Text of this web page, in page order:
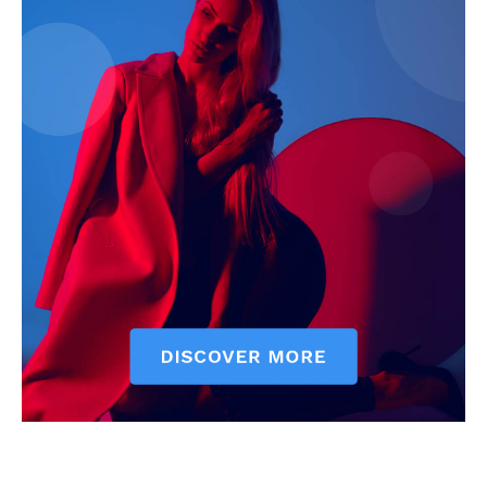
ELŐFIZETÉS
Hasznos
bSZ fiók